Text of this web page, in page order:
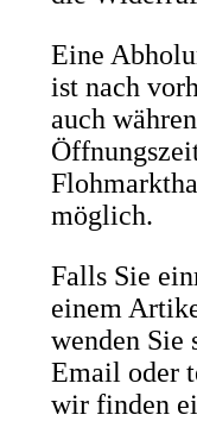
Eine
ist nach
auch
möglich.
Falls Sie
einem
wenden Sie
Email oder
wir finden